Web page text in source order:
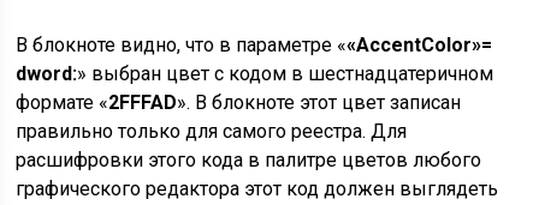
В блокноте видно, что в параметре ««AccentColor»=
dword:» выбран цвет с кодом в шестнадцатеричном
формате «2FFFAD». В блокноте этот цвет записан
правильно только для самого реестра. Для
расшифровки этого кода в палитре цветов любого
графического редактора этот код должен выглядеть